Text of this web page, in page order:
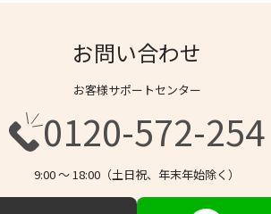
お問い合わせ
お客様サポートセンター
0120-572-254
9:00 〜 18:00（土日祝、年末年始除く）